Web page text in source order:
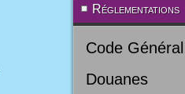
Réglementations
Code
Douanes